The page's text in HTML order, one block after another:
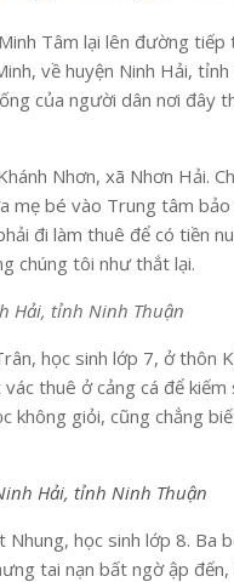
Tâm lại lên đường
về huyện Ninh Hải,
của người dân nơi đây
Nhơn, xã Nhơn Hải.
bé vào Trung tâm
đi làm thuê để có tiền
chúng tôi như thắt lại.
Hải, tỉnh Ninh Thuận
học sinh lớp 7, ở thôn
thuê ở cảng cá để
giỏi, cũng chẳng
Hải, tỉnh Ninh Thuận
học sinh lớp 8. Ba
tai nạn bất ngờ ập